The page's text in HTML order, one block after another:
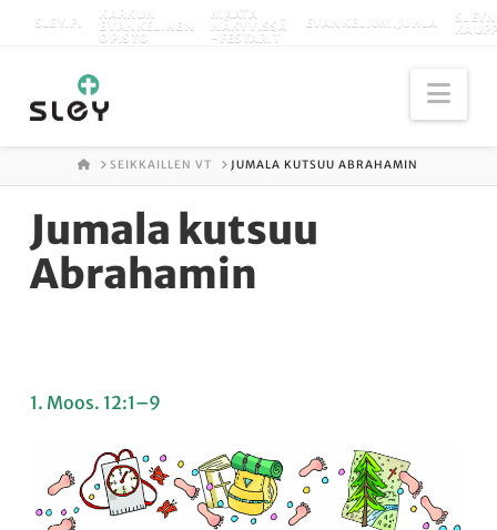
SLEY.FI
KARKUN
EVANKELINEN
OPISTO
MAATA
NÄKYVISSÄ
-FESTARIT
EVANKELIUMIJUHLA SLEYN
ETUSIVU
SEIKKAILLEN VT JUMALA KUTSUU ABRAHAMIN
Jumala kutsuu
Abrahamin
1. Moos. 12:1–9